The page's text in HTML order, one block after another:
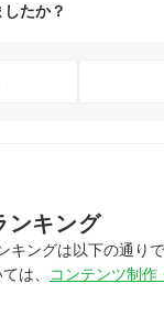
たか？
ンキング
キングは以下の通り
は、
コンテンツ制作